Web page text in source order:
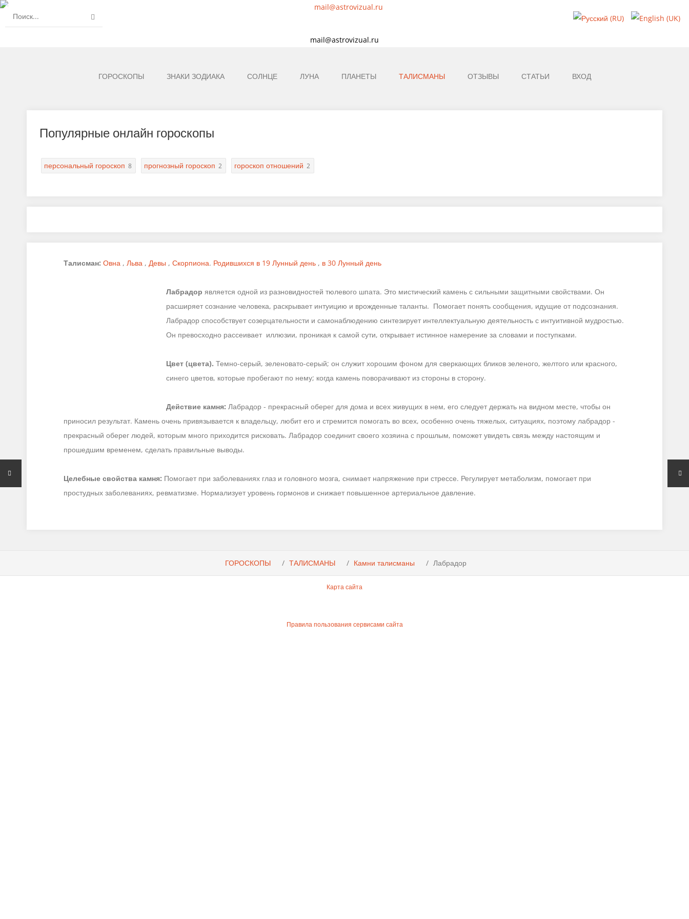
mail@astrovizual.ru
ГОРОСКОПЫ ЗНАКИ ЗОДИАКА СОЛНЦЕ ЛУНА ПЛАНЕТЫ ТАЛИСМАНЫ ОТЗЫВЫ СТАТЬИ ВХОД
Популярные онлайн гороскопы
персональный гороскоп 8 прогнозный гороскоп 2 гороскоп отношений 2
Талисман: Овна , Льва , Девы , Скорпиона. Родившихся в 19 Лунный день , в 30 Лунный день
Лабрадор является одной из разновидностей тюлевого шпата. Это мистический камень с сильными защитными свойствами. Он
расширяет сознание человека, раскрывает интуицию и врожденные таланты. Помогает понять сообщения, идущие от подсознания.
Лабрадор способствует созерцательности и самонаблюдению синтезирует интеллектуальную деятельность с интуитивной мудростью.
Он превосходно рассеивает иллюзии, проникая к самой сути, открывает истинное намерение за словами и поступками.
Цвет (цвета). Темно-серый, зеленовато-серый; он служит хорошим фоном для сверкающих бликов зеленого, желтого или красного,
синего цветов, которые пробегают по нему; когда камень поворачивают из стороны в сторону.
Действие камня: Лабрадор - прекрасный оберег для дома и всех живущих в нем, его следует держать на видном месте, чтобы он
приносил результат. Камень очень привязывается к владельцу, любит его и стремится помогать во всех, особенно очень тяжелых, ситуациях, поэтому лабрадор -
прекрасный оберег людей, которым много приходится рисковать. Лабрадор соединит своего хозяина с прошлым, поможет увидеть связь между настоящим и
прошедшим временем, сделать правильные выводы.
Целебные свойства камня: Помогает при заболеваниях глаз и головного мозга, снимает напряжение при стрессе. Регулирует метаболизм, помогает при
простудных заболеваниях, ревматизме. Нормализует уровень гормонов и снижает повышенное артериальное давление.
ГОРОСКОПЫ ТАЛИСМАНЫ Камни талисманы Лабрадор
Карта сайта
Правила пользования сервисами сайта